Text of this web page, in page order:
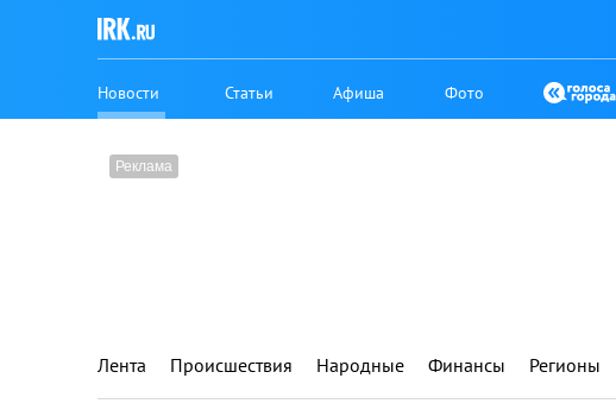
Новости Статьи Афиша Фото
Лента Происшествия Народные Финансы Регионы